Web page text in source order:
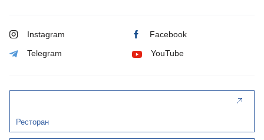
Instagram Facebook
Telegram YouTube
Ресторан